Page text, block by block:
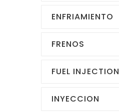
ENFRIAMIENTO
FRENOS
FUEL INJECTION
INYECCION